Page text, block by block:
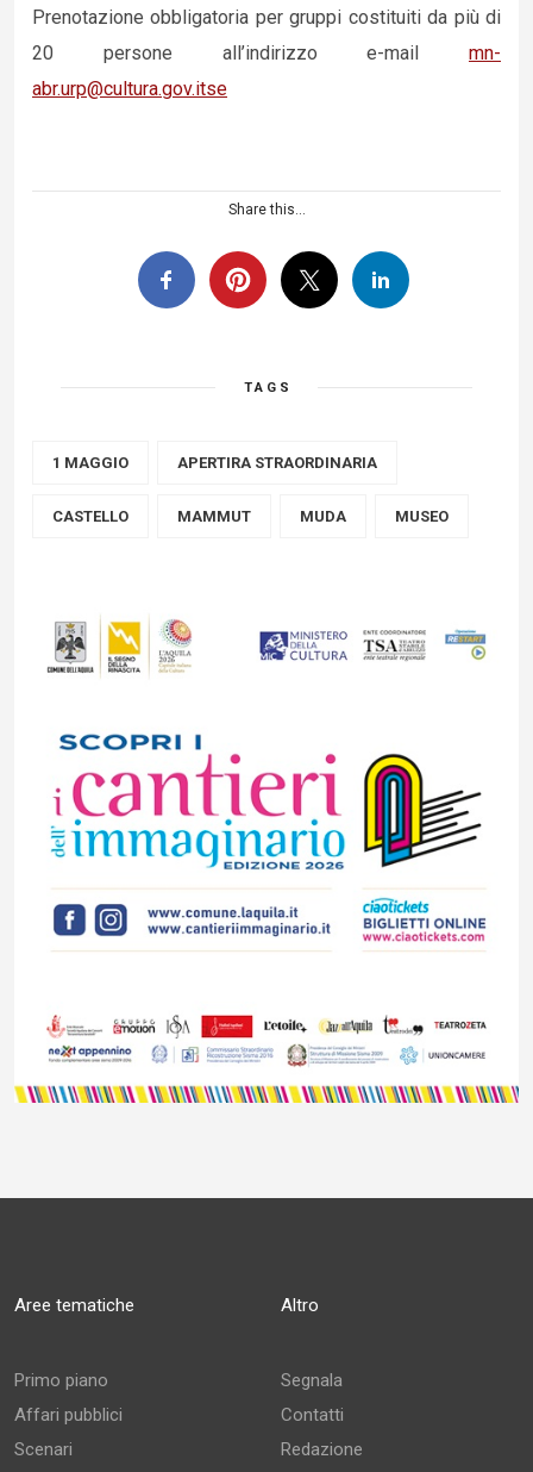
Prenotazione obbligatoria per gruppi costituiti da più di
20 persone all’indirizzo e-mail mn-
abr.urp@cultura.gov.itse
Share this...
TAGS
1 MAGGIO APERTIRA STRAORDINARIA
CASTELLO MAMMUT MUDA MUSEO
Aree tematiche
Primo piano
Affari pubblici
Scenari
Altro
Segnala
Contatti
Redazione